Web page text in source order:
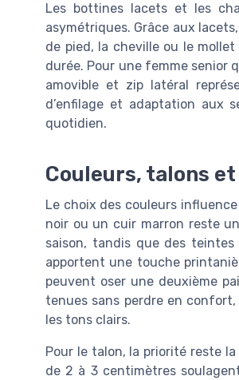
Les bottines lacets et les
asymétriques. Grâce aux
de pied, la cheville ou le
durée. Pour une femme senior
amovible et zip latéral
d’enfilage et adaptation aux
quotidien.
Couleurs, talons
Le choix des couleurs
noir ou un cuir marron reste
saison, tandis que des
apportent une touche
peuvent oser une deuxième
tenues sans perdre en
les tons clairs.
Pour le talon, la priorité reste
de 2 à 3 centimètres